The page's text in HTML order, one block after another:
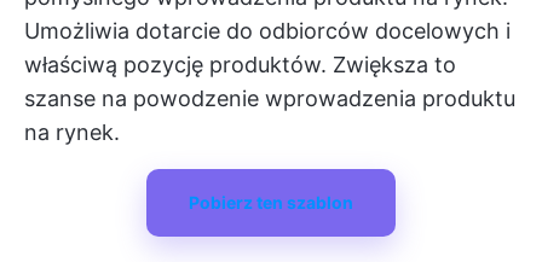
Umożliwia dotarcie do odbiorców docelowych i
właściwą pozycję produktów. Zwiększa to
szanse na powodzenie wprowadzenia produktu
na rynek.
Pobierz ten szablon